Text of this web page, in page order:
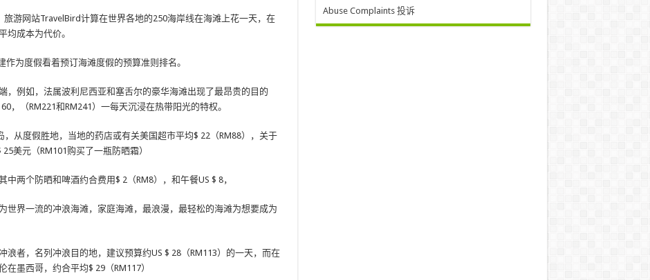
游网站TravelBird计算在世界各地的250海岸线在海滩上花一天，在
均成本为代价。
为度假看着预订海滩度假的预算准则排名。
，例如，法属波利尼西亚和塞舌尔的豪华海滩出现了最昂贵的目的
，（RM221和RM241）一每天沉浸在热带阳光的特权。
，从度假胜地，当地的药店或有关美国超市平均$ 22（RM88），关于
美元（RM101购买了一瓶防晒霜）
两个防晒和啤酒约合费用$ 2（RM8），和午餐US $ 8，
世界一流的冲浪海滩，家庭海滩，最浪漫，最轻松的海滩为想要成为
浪者，名列冲浪目的地，建议预算约US $ 28（RM113）的一天，而在
墨西哥，约合平均$ 29（RM117）
Abuse Complaints 投诉